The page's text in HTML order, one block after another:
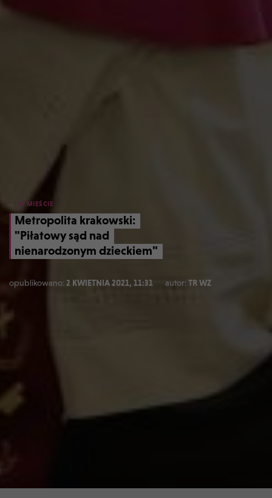
W MIEŚCIE
Metropolita krakowski:
"Piłatowy sąd nad
nienarodzonym dzieckiem"
opublikowano: 2 KWIETNIA 2021, 11:31 autor: TR WZ